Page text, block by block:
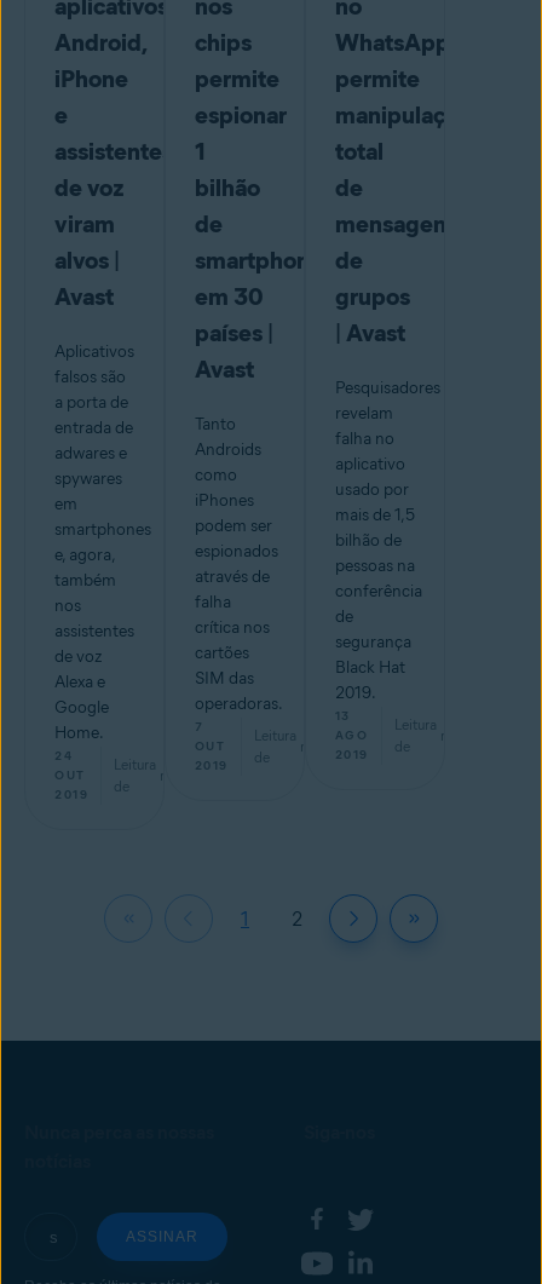
aplicativos:
Android,
iPhone
e
assistentes
de voz
viram
alvos |
Avast
Aplicativos
falsos são
a porta de
entrada de
adwares e
spywares
em
smartphones
e, agora,
também
nos
assistentes
de voz
Alexa e
Google
Home.
24
OUT
2019
Leitura
de
min
nos
chips
permite
espionar
1
bilhão
de
smartphones
em 30
países |
Avast
Tanto
Androids
como
iPhones
podem ser
espionados
através de
falha
crítica nos
cartões
SIM das
operadoras.
7
OUT
2019
Leitura
de
min
no
WhatsApp
permite
manipulação
total
de
mensagens
de
grupos
| Avast
Pesquisadores
revelam
falha no
aplicativo
usado por
mais de 1,5
bilhão de
pessoas na
conferência
de
segurança
Black Hat
2019.
13
AGO
2019
Leitura
de
min
1 2